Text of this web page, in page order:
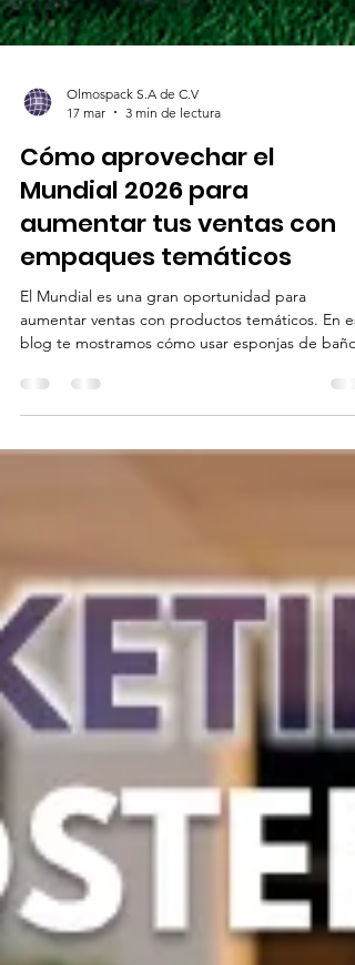
17 mar
3 min de lectura
Cómo aprovechar el
Mundial 2026 para
aumentar tus ventas con
empaques temáticos
El Mundial es una gran oportunidad para
blog te mostramos cómo usar esponjas de baño
ecobolsas en colores de bandera para crear
experiencias que conecten con tus clientes.